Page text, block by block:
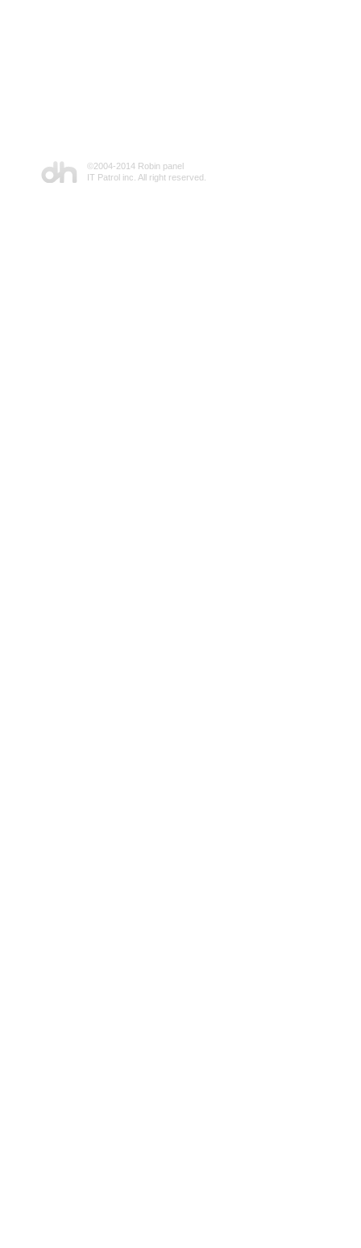
©2004-2014 Robin panel
IT Patrol inc. All right reserved.